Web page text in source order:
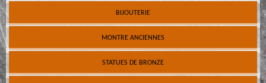
BIJOUTERIE
MONTRE ANCIENNES
STATUES DE BRONZE